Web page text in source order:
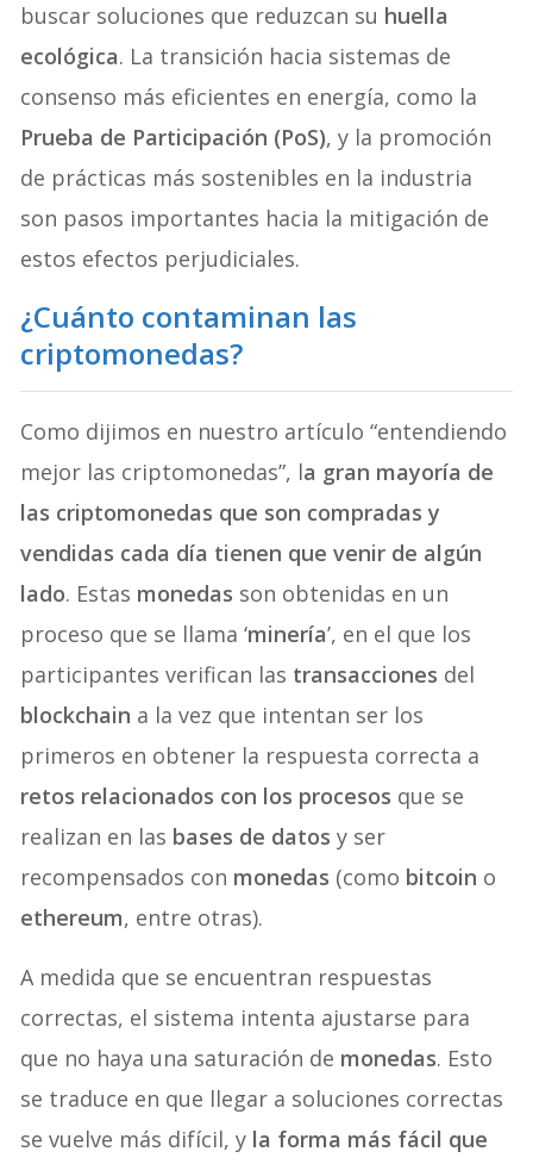
buscar soluciones que reduzcan su huella
ecológica. La transición hacia sistemas de
consenso más eficientes en energía, como la
Prueba de Participación (PoS), y la promoción
de prácticas más sostenibles en la industria
son pasos importantes hacia la mitigación de
estos efectos perjudiciales.
¿Cuánto contaminan las
criptomonedas?
Como dijimos en nuestro artículo “entendiendo
mejor las criptomonedas”, la gran mayoría de
las criptomonedas que son compradas y
vendidas cada día tienen que venir de algún
lado. Estas monedas son obtenidas en un
proceso que se llama ‘minería’, en el que los
participantes verifican las transacciones del
blockchain a la vez que intentan ser los
primeros en obtener la respuesta correcta a
retos relacionados con los procesos que se
realizan en las bases de datos y ser
recompensados con monedas (como bitcoin o
ethereum, entre otras).
A medida que se encuentran respuestas
correctas, el sistema intenta ajustarse para
que no haya una saturación de monedas. Esto
se traduce en que llegar a soluciones correctas
se vuelve más difícil, y la forma más fácil que